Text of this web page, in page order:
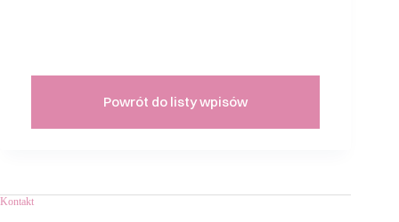
Powrót do listy wpisów
Kontakt